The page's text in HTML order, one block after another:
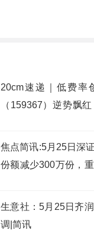
20cm速递｜低费率
（159367）逆势飘
焦点简讯:5月25日深
份额减少300万份，
生意社：5月25日齐
调|简讯